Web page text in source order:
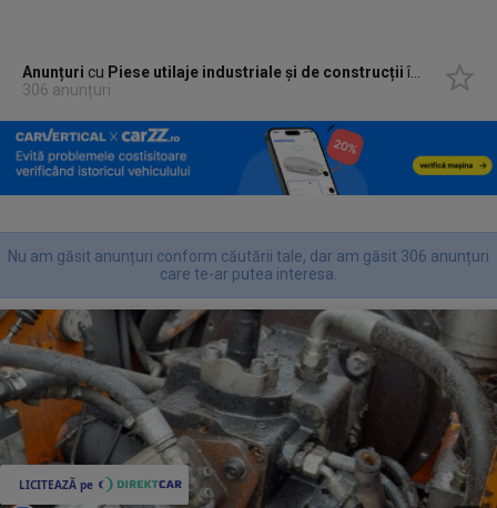
Anunțuri cu Piese utilaje industriale și de construcțiiîn
Vaslui,
306 anunțuri
Nu am găsit anunțuri conform căutării tale, dar am găsit 306 anunțuri
care te-ar putea interesa.